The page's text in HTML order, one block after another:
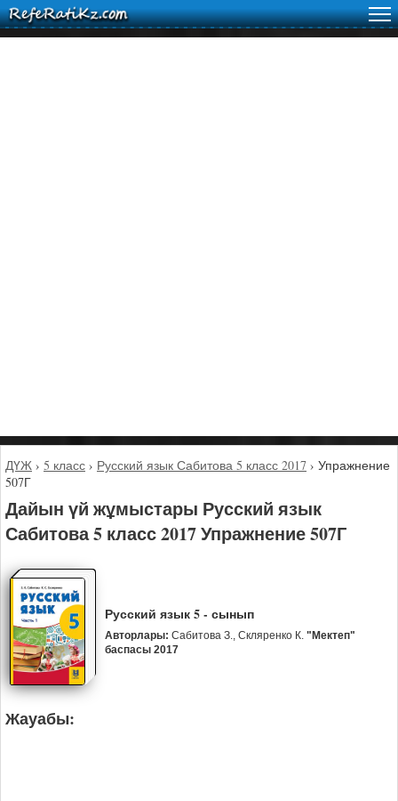
ДҮЖ › 5 класс › Русский язык Сабитова 5 класс 2017 › Упражнение
507Г
Дайын үй жұмыстары Русский язык
Сабитова 5 класс 2017 Упражнение 507Г
Русский язык 5 - сынып
Авторлары: Сабитова З., Скляренко К. "Мектеп"
баспасы 2017
Жауабы: